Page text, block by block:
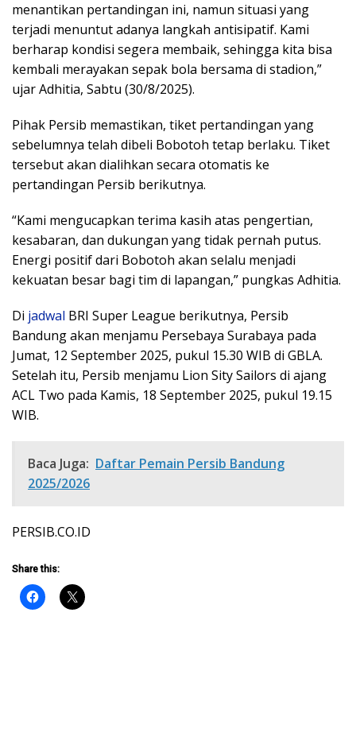
menantikan pertandingan ini, namun situasi yang
terjadi menuntut adanya langkah antisipatif. Kami
berharap kondisi segera membaik, sehingga kita bisa
kembali merayakan sepak bola bersama di stadion,”
ujar Adhitia, Sabtu (30/8/2025).
Pihak Persib memastikan, tiket pertandingan yang
sebelumnya telah dibeli Bobotoh tetap berlaku. Tiket
tersebut akan dialihkan secara otomatis ke
pertandingan Persib berikutnya.
“Kami mengucapkan terima kasih atas pengertian,
kesabaran, dan dukungan yang tidak pernah putus.
Energi positif dari Bobotoh akan selalu menjadi
kekuatan besar bagi tim di lapangan,” pungkas Adhitia.
Di jadwal BRI Super League berikutnya, Persib
Bandung akan menjamu Persebaya Surabaya pada
Jumat, 12 September 2025, pukul 15.30 WIB di GBLA.
Setelah itu, Persib menjamu Lion Sity Sailors di ajang
ACL Two pada Kamis, 18 September 2025, pukul 19.15
WIB.
Baca Juga: Daftar Pemain Persib Bandung
2025/2026
PERSIB.CO.ID
Share this: